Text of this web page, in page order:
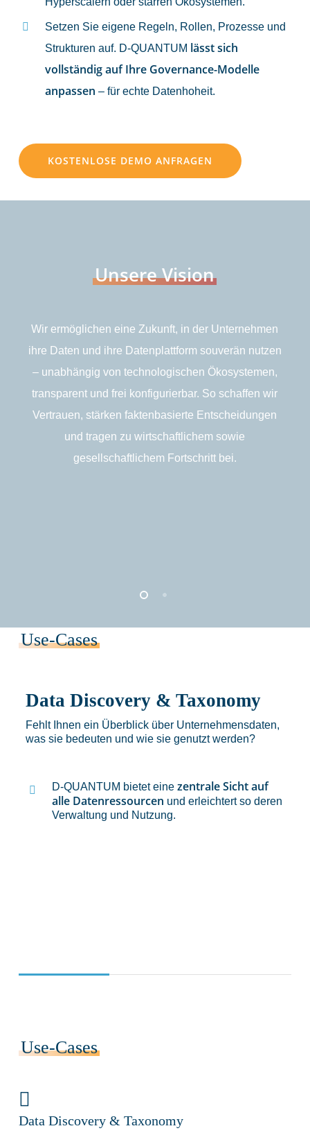
Setzen Sie eigene Regeln, Rollen, Prozesse und
Strukturen auf. D-QUANTUM lässt sich
vollständig auf Ihre Governance-Modelle
anpassen – für echte Datenhoheit.
KOSTENLOSE DEMO ANFRAGEN
Unsere Vision
Wir ermöglichen eine Zukunft, in der Unternehmen
ihre Daten und ihre Datenplattform souverän nutzen
– unabhängig von technologischen Ökosystemen,
transparent und frei konfigurierbar. So schaffen wir
Vertrauen, stärken faktenbasierte Entscheidungen
und tragen zu wirtschaftlichem sowie
gesellschaftlichem Fortschritt bei.
Use-Cases
Data Discovery & Taxonomy
Fehlt Ihnen ein Überblick über Unternehmensdaten,
was sie bedeuten und wie sie genutzt werden?
D-QUANTUM bietet eine zentrale Sicht auf
alle Datenressourcen und erleichtert so deren
Verwaltung und Nutzung.
Use-Cases
Data Discovery & Taxonomy